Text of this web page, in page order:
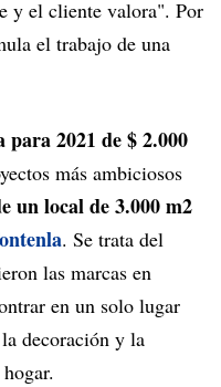
y el cliente valora". Por
el trabajo de una
2021 de $ 2.000
más ambiciosos
un local de 3.000 m2
. Se trata del
las marcas en
en un solo lugar
decoración y la